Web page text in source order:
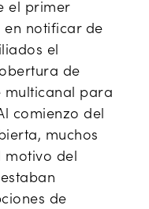
el primer
notificar de
el
de
multicanal para
comienzo del
muchos
motivo del
de